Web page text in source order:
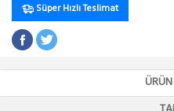
Süper Hızlı Teslimat